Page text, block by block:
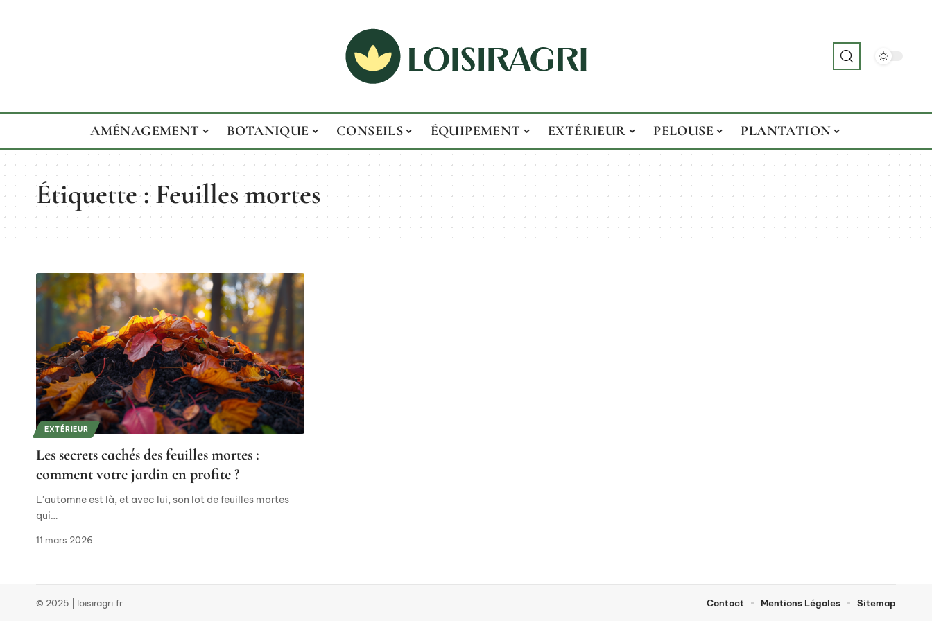
AMÉNAGEMENT BOTANIQUE CONSEILS ÉQUIPEMENT EXTÉRIEUR PELOUSE PLANTATION
Étiquette :Feuilles mortes
EXTÉRIEUR
Les secrets cachés des feuilles mortes :
comment votre jardin en profite ?
L'automne est là, et avec lui, son lot de feuilles mortes
qui…
11 mars 2026
© 2025 | loisiragri.fr Contact Mentions Légales Sitemap